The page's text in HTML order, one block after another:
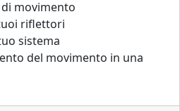
movimento
riflettori
sistema
del movimento in una